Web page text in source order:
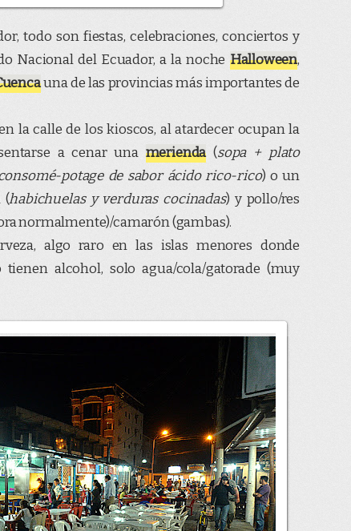
todo son fiestas, celebraciones, conciertos y
Nacional del Ecuador, a la noche Halloween,
una de las provincias más importantes de
la calle de los kioscos, al atardecer ocupan la
a cenar una merienda(sopa + plato
potage de sabor ácido rico-rico) o un
(habichuelas y verduras cocinadas) y pollo/res
normalmente)/camarón (gambas).
algo raro en las islas menores donde
alcohol, solo agua/cola/gatorade (muy